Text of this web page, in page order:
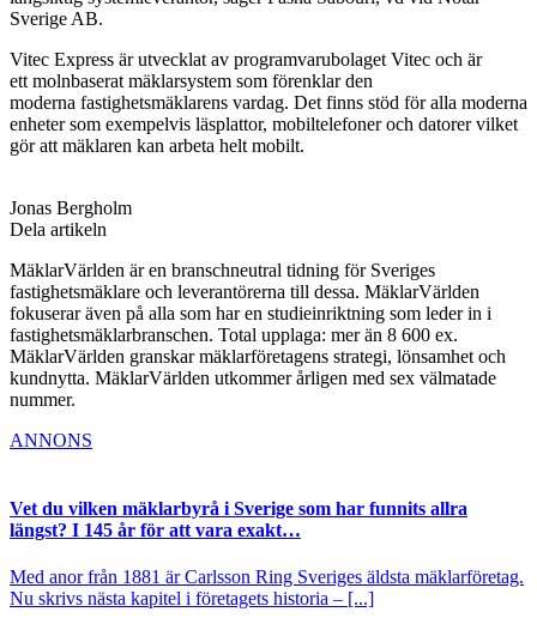
Sverige AB.
Vitec Express är utvecklat av programvarubolaget Vitec och är
ett molnbaserat mäklarsystem som förenklar den
moderna fastighetsmäklarens vardag. Det finns stöd för alla moderna
enhetersom exempelvis läsplattor, mobiltelefoner och datorer vilket
gör att mäklaren kan arbeta helt mobilt.
Jonas Bergholm
Dela artikeln
MäklarVärlden är en branschneutral tidning för Sveriges
fastighetsmäklare och leverantörerna till dessa. MäklarVärlden
fokuserar även på alla som har en studieinriktning som leder in i
fastighetsmäklarbranschen. Total upplaga: mer än 8 600 ex.
MäklarVärlden granskar mäklarföretagens strategi, lönsamhet och
kundnytta. MäklarVärlden utkommer årligen med sex välmatade
nummer.
ANNONS
Vet du vilken mäklarbyrå i Sverige som har funnits allra
längst? I 145 år för att vara exakt…
Med anor från 1881 är Carlsson Ring Sveriges äldsta mäklarföretag.
Nu skrivs nästa kapitel i företagets historia – [...]